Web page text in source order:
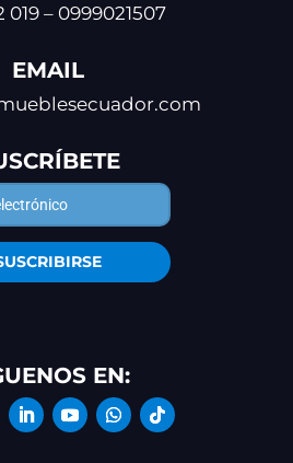
019 – 0999021507
EMAIL
EN: